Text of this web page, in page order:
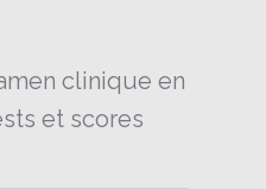
clinique en
et scores